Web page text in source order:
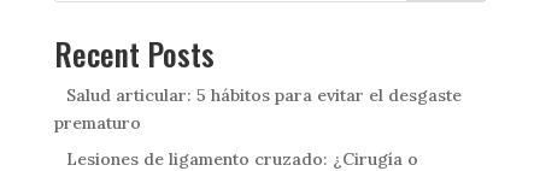
Recent Posts
Salud articular: 5 hábitos para evitar el desgaste
prematuro
Lesiones de ligamento cruzado: ¿Cirugía o